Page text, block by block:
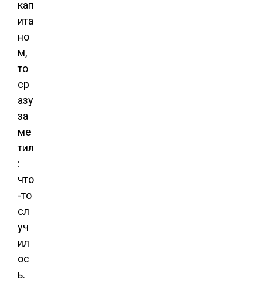
кап
ита
но
м,
то
ср
азу
за
ме
тил
:
что
-то
сл
уч
ил
ос
ь.